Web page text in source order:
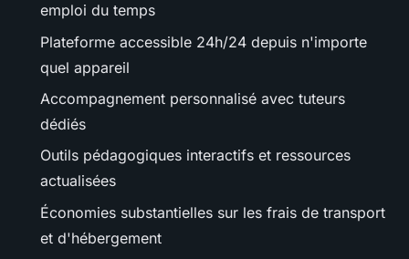
emploi du temps
Plateforme accessible 24h/24 depuis n'importe
quel appareil
Accompagnement personnalisé avec tuteurs
dédiés
Outils pédagogiques interactifs et ressources
actualisées
Économies substantielles sur les frais de transport
et d'hébergement